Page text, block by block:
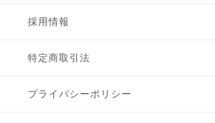
採用情報
特定商取引法
プライバシーポリシー